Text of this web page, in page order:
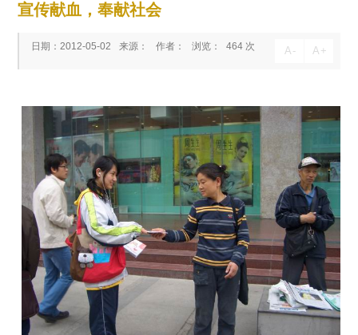
宣传献血，奉献社会
日期：2012-05-02 来源： 作者： 浏览： 464 次 A - A +